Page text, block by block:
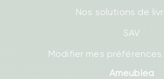
Nos solutions de
SAV
Modifier mes
Ameublea